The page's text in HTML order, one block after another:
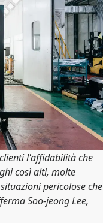
l'affidabilità che
così alti, molte
pericolose che
Soo-jeong Lee,